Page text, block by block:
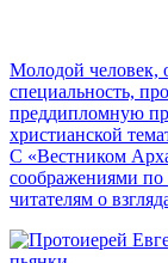
Молодой человек,
специальность,
преддипломную
христианской
С «Вестником
соображениями по
читателям о